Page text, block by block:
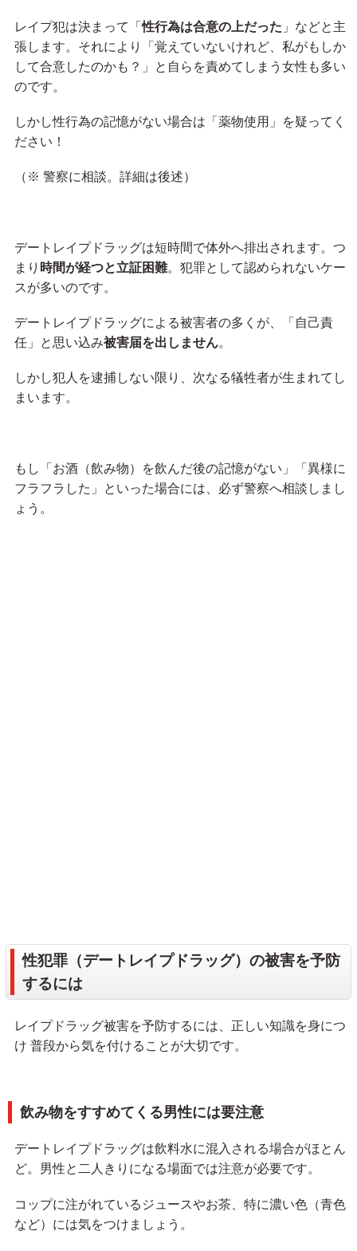
レイプ犯は決まって「性行為は合意の上だった 」などと主
張します。それにより「覚えていないけれど、私がもしか
して合意したのかも？」と自らを責めてしまう女性も多い
のです。
しかし性行為の記憶がない場合は「薬物使用」を疑ってく
ださい！
（※ 警察に相談。詳細は後述）
デートレイプドラッグは短時間で体外へ排出されます。つ
まり 時間が経つと立証困難。犯罪として認められないケー
スが多いのです。
デートレイプドラッグによる被害者の多くが、「自己責
任」と思い込み被害届を出しません。
しかし犯人を逮捕しない限り、次なる犠牲者が生まれてし
まいます。
もし「お酒（飲み物）を飲んだ後の記憶がない」「異様に
フラフラした」といった場合には、必ず警察へ相談しまし
ょう。
性犯罪（デートレイプドラッグ）の被害を予防
するには
レイプドラッグ被害を予防するには、正しい知識を身につ
け 普段から気を付けることが大切です。
飲み物をすすめてくる男性には要注意
デートレイプドラッグは飲料水に混入される場合がほとん
ど。男性と二人きりになる場面では注意が必要です。
コップに注がれているジュースやお茶、特に濃い色（青色
など）には気をつけましょう。